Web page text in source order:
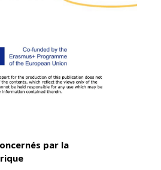
par la